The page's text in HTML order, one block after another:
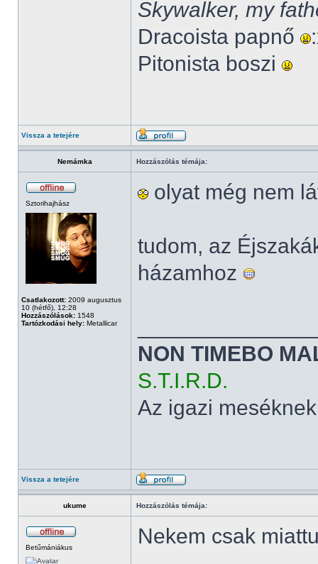
Skywalker, my
Dracoista papnő
Pitonista boszi
Vissza a tetejére
Nemámka Hozzászólás témája:
Sztorihajhász
Csatlakozott: 2009 augusztus
10 (hétfő), 12:28
Hozzászólások: 1548
Tartózkodási hely: Metallicar
olyat még nem
tudom, az
házamhoz
NON TIMEBO
S.T.I.R.D.
Az igazi
Vissza a tetejére
ukume Hozzászólás témája:
Betűmániákus Nekem csak